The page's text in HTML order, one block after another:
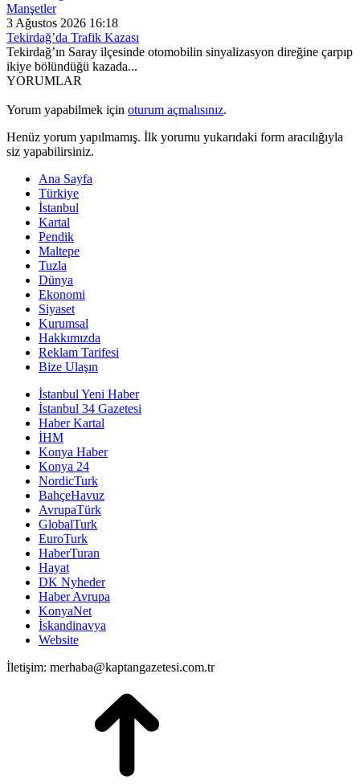
Manşetler
3 Ağustos 2026 16:18
Tekirdağ’da Trafik Kazası
Tekirdağ’ın Saray ilçesinde otomobilin sinyalizasyon direğine çarpıp
ikiye bölündüğü kazada...
YORUMLAR
Yorum yapabilmek için oturum açmalısınız.
Henüz yorum yapılmamış. İlk yorumu yukarıdaki form aracılığıyla
siz yapabilirsiniz.
Ana Sayfa
Türkiye
İstanbul
Kartal
Pendik
Maltepe
Tuzla
Dünya
Ekonomi
Siyaset
Kurumsal
Hakkımızda
Reklam Tarifesi
Bize Ulaşın
İstanbul Yeni Haber
İstanbul 34 Gazetesi
Haber Kartal
İHM
Konya Haber
Konya 24
NordicTurk
BahçeHavuz
AvrupaTürk
GlobalTurk
EuroTurk
HaberTuran
Hayat
DK Nyheder
Haber Avrupa
KonyaNet
İskandinavya
Website
İletişim: merhaba@kaptangazetesi.com.tr